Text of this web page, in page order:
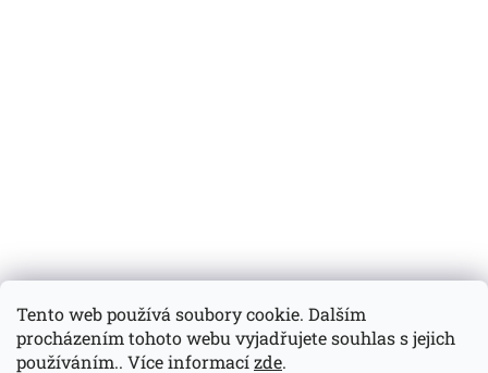
Tento web používá soubory cookie. Dalším
procházením tohoto webu vyjadřujete souhlas s jejich
používáním.. Více informacízde.